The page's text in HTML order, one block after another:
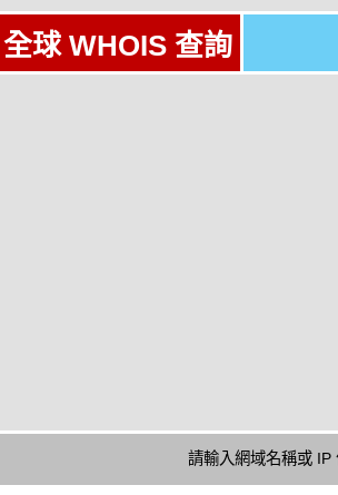
全球 WHOIS 查詢
請輸入網域名稱或 IP